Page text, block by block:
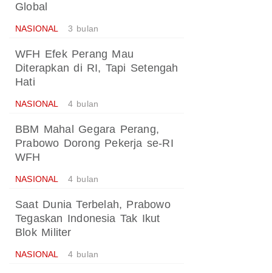
Global
NASIONAL 3 bulan
WFH Efek Perang Mau
Diterapkan di RI, Tapi Setengah
Hati
NASIONAL 4 bulan
BBM Mahal Gegara Perang,
Prabowo Dorong Pekerja se-RI
WFH
NASIONAL 4 bulan
Saat Dunia Terbelah, Prabowo
Tegaskan Indonesia Tak Ikut
Blok Militer
NASIONAL 4 bulan